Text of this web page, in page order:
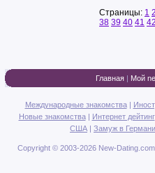
Страницы: 1 2
38 39 40 41 42
Главная | Мой
Международные знакомства|
Новые знакомства| Интернет дейтинг
США | Замуж в
Copyright © 2003-2026 New-